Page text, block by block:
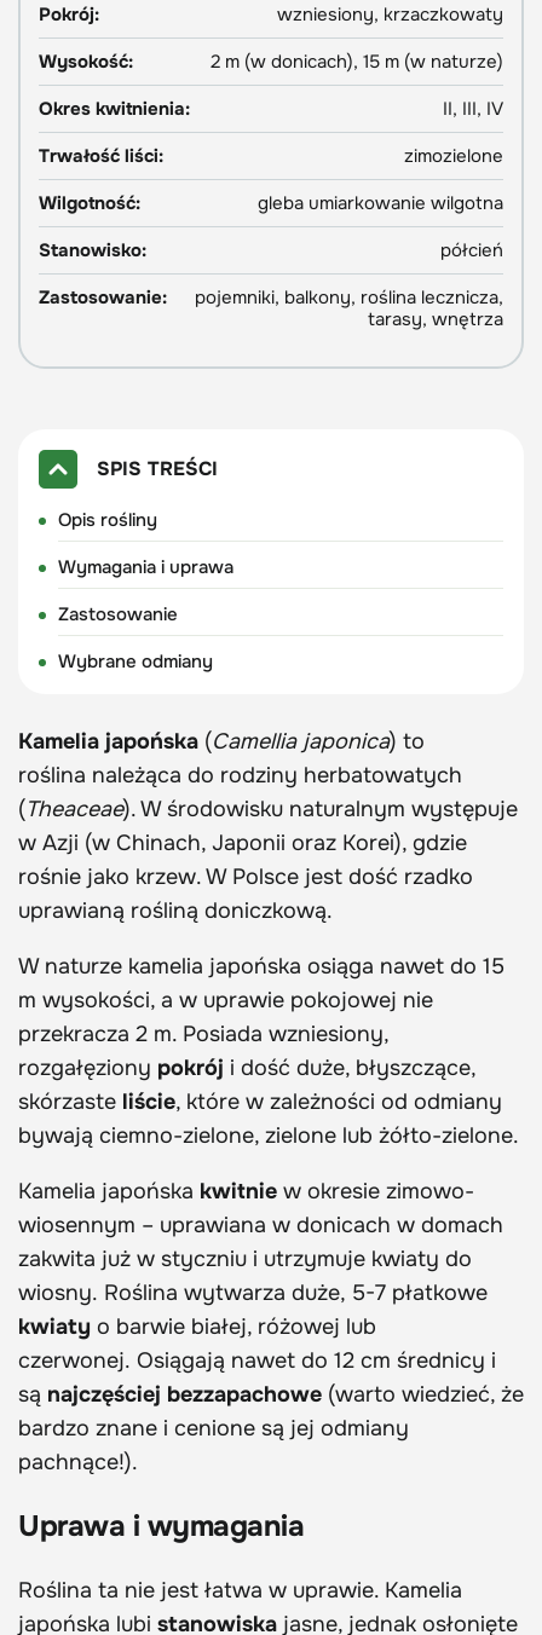
Pokrój:
wzniesiony, krzaczkowaty
Wysokość:
2 m (w donicach), 15 m (w naturze)
Okres kwitnienia:
II, III, IV
Trwałość liści:
zimozielone
Wilgotność:
gleba umiarkowanie wilgotna
Stanowisko:
półcień
Zastosowanie:
pojemniki, balkony, roślina lecznicza,
tarasy, wnętrza
SPIS TREŚCI
Opis rośliny
Wymagania i uprawa
Zastosowanie
Wybrane odmiany
Kamelia japońska (Camellia japonica) to
roślina należąca do rodziny herbatowatych
(Theaceae). W środowisku naturalnym występuje
w Azji (w Chinach, Japonii oraz Korei), gdzie
rośnie jako krzew. W Polsce jest dość rzadko
uprawianą rośliną doniczkową.
W naturze kamelia japońska osiąga nawet do 15
m wysokości, a w uprawie pokojowej nie
przekracza 2 m. Posiada wzniesiony,
rozgałęziony pokrój i dość duże, błyszczące,
skórzaste liście, które w zależności od odmiany
bywają ciemno-zielone, zielone lub żółto-zielone.
Kamelia japońska kwitnie w okresie zimowo-
wiosennym – uprawiana w donicach w domach
zakwita już w styczniu i utrzymuje kwiaty do
wiosny. Roślina wytwarza duże, 5-7 płatkowe
kwiaty o barwie białej, różowej lub
czerwonej. Osiągają nawet do 12 cm średnicy i
są najczęściej bezzapachowe (warto wiedzieć, że
bardzo znane i cenione są jej odmiany
pachnące!).
Uprawa i wymagania
Roślina ta nie jest łatwa w uprawie. Kamelia
japońska lubi stanowiska jasne, jednak osłonięte